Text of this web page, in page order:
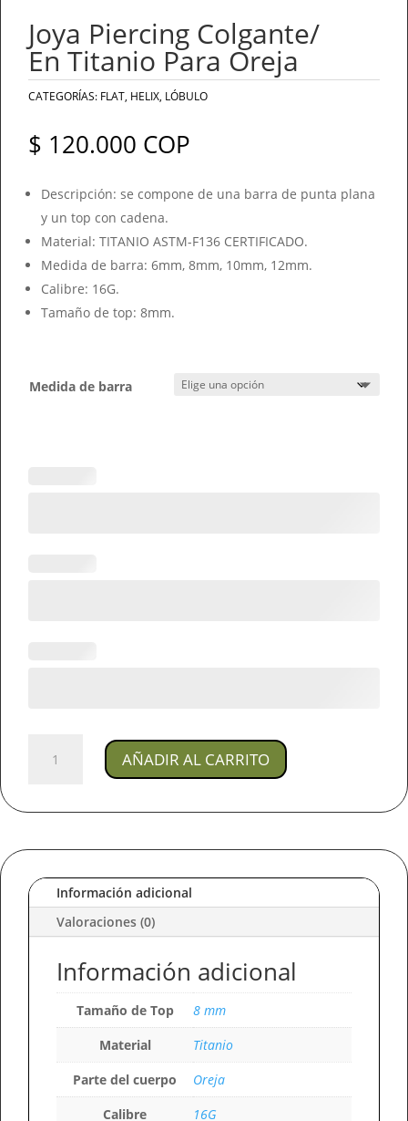
Joya Piercing Colgante/
En Titanio Para Oreja
CATEGORÍAS: FLAT, HELIX, LÓBULO
$ 120.000 COP
Descripción: se compone de una barra de punta plana
y un top con cadena.
Material: TITANIO ASTM-F136 CERTIFICADO.
Medida de barra: 6mm, 8mm, 10mm, 12mm.
Calibre: 16G.
Tamaño de top: 8mm.
Medida de barra
Piercing
Para
cantidad
AÑADIR AL CARRITO
Información adicional
Valoraciones (0)
Información adicional
Tamaño de Top
8 mm
Material
Titanio
Parte del cuerpo
Oreja
Calibre
16G